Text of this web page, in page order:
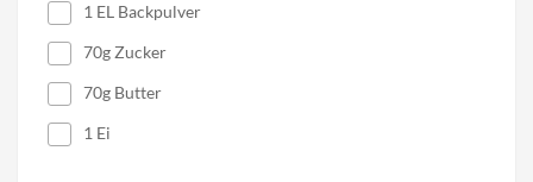
1 EL Backpulver
70g Zucker
70g Butter
1 Ei